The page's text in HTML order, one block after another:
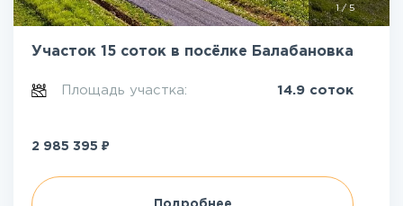
1/5
Участок 15 соток в посёлке Балабановка
Площадь участка: 14.9 соток
2 985 395 ₽